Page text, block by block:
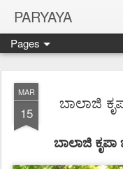
PARYAYA
Pages
MAR
15
ಬಾಲಾಜಿ
ಬಾಲಾಜಿ